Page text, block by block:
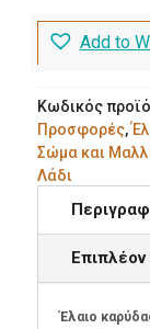
ποσότητα
Add to
Κωδικός
Προσφορές,
Σώμα και
Λάδι
Έλαιο